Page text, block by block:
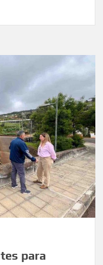
para